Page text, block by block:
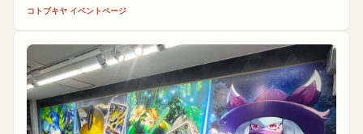
コトブキヤ イベントページ